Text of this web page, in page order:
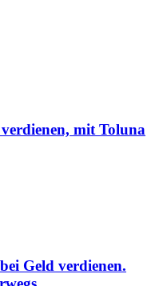
mit Toluna
Geld verdienen.